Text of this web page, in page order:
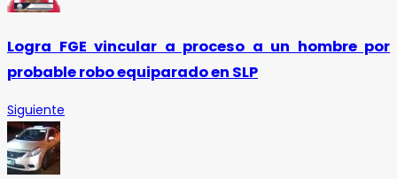
Logra FGE vincular a proceso a un hombre por
probable robo equiparado en SLP
Siguiente